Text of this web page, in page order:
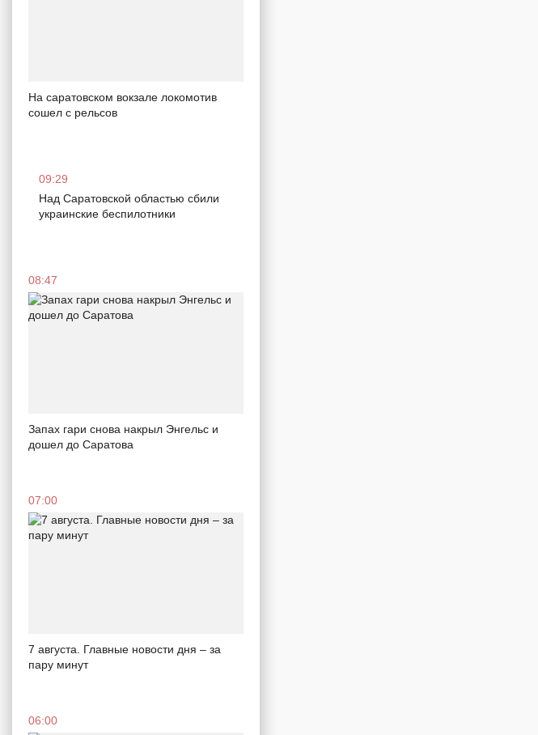
На саратовском вокзале локомотив
сошел с рельсов
09:29
Над Саратовской областью сбили
украинские беспилотники
08:47
Запах гари снова накрыл Энгельс и
дошел до Саратова
07:00
7 августа. Главные новости дня – за
пару минут
06:00